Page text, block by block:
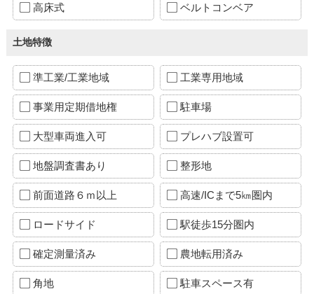
高床式 ベルトコンベア
土地特徴
準工業/工業地域 工業専用地域
事業用定期借地権 駐車場
大型車両進入可 プレハブ設置可
地盤調査書あり 整形地
前面道路６ｍ以上 高速/ICまで5㎞圏内
ロードサイド 駅徒歩15分圏内
確定測量済み 農地転用済み
角地 駐車スペース有